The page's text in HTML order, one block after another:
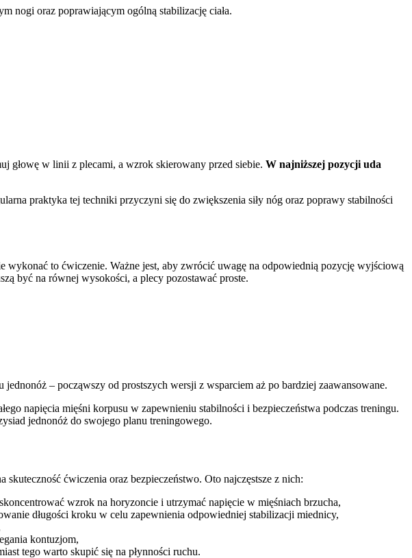
nogi oraz poprawiającym ogólną stabilizację ciała.
głowę w linii z plecami, a wzrok skierowany przed siebie. W najniższej pozycji uda
praktyka tej techniki przyczyni się do zwiększenia siły nóg oraz poprawy stabilności
wykonać to ćwiczenie. Ważne jest, aby zwrócić uwagę na odpowiednią pozycję wyjściową
być na równej wysokości, a plecy pozostawać proste.
– począwszy od prostszych wersji z wsparciem aż po bardziej zaawansowane.
napięcia mięśni korpusu w zapewnieniu stabilności i bezpieczeństwa podczas treningu.
jednonóż do swojego planu treningowego.
ćwiczenia oraz bezpieczeństwo. Oto najczęstsze z nich:
wzrok na horyzoncie i utrzymać napięcie w mięśniach brzucha,
długości kroku w celu zapewnienia odpowiedniej stabilizacji miednicy,
kontuzjom,
tego warto skupić się na płynności ruchu.